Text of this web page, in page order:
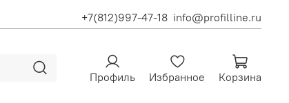
+7(812)997-47-18 info@profilline.ru
Профиль Избранное Корзина